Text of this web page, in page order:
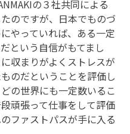
の３社共同による
のですが、日本でものづ
やっていれば、ある一定
という自信がもてまし
収まりがよくストレスが
のだということを評価し
の世界にも一定数いるこ
頑張って仕事をして評価
ファストパスが手に入る